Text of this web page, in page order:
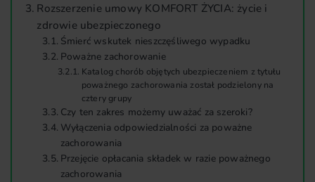
Rozszerzenie umowy KOMFORT ŻYCIA: życie i
zdrowie ubezpieczonego
Śmierć wskutek nieszczęśliwego wypadku
Poważne zachorowanie
Katalog chorób objętych ubezpieczeniem z tytułu
poważnego zachorowania został podzielony na
cztery grupy
Czy ten zakres możemy uważać za szeroki?
Wyłączenia odpowiedzialności za poważne
zachorowania
Przejęcie opłacania składek w razie poważnego
zachorowania